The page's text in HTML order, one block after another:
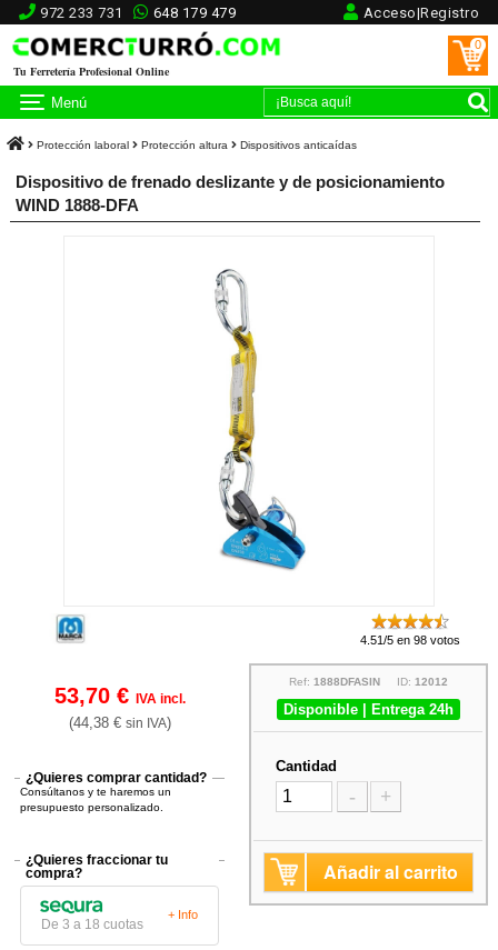
972 233 731 648 179 479 Acceso|Registro
Tu Ferretería Profesional Online
0
Menú
Protección laboral Protección altura Dispositivos anticaídas
Dispositivo de frenado deslizante y de posicionamiento
WIND 1888-DFA
4.51/5 en 98 votos
53,70 € IVA incl.
(44,38 € sin IVA)
¿Quieres comprar cantidad?
Consúltanos y te haremos un
presupuesto personalizado.
¿Quieres fraccionar tu
compra?
De 3 a 18 cuotas
+ Info
Ref: 1888DFASINID: 12012
Disponible | Entrega 24h
Cantidad
- +
Añadir al carrito